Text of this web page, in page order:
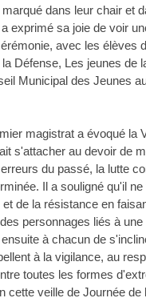
dans leur chair et
exprimé sa joie de voir
avec les élèves
Défense, Les jeunes de
Municipal des Jeunes
magistrat a évoqué la
s'attacher au devoir de
du passé, la lutte
Il a souligné qu'il
de la résistance en
personnages liés à
à chacun de
à la vigilance, au
toutes les formes
cette veille de Journée